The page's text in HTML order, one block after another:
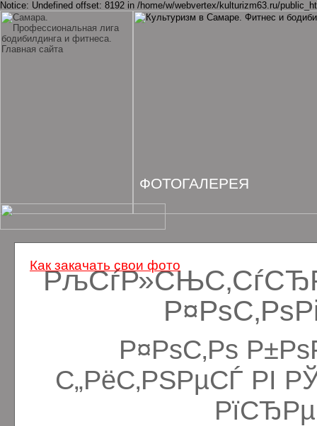
Notice: Undefined offset: 8192 in /home/w/webvertex/kulturizm63.ru/
Р¤РѕС‚Рѕ
С„РёС‚РЅРµСЃ РІ
ФОТОГАЛЕРЕЯ
Как закачать свои фото